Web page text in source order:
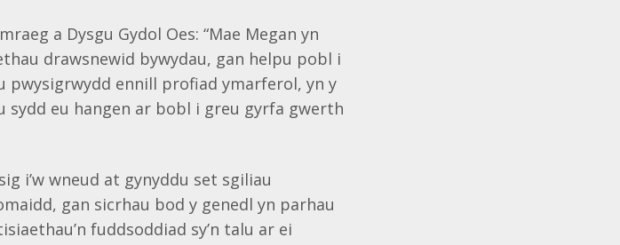
a Dysgu Gydol Oes: “Mae Megan yn
drawsnewid bywydau, gan helpu pobl i
pwysigrwydd ennill profiad ymarferol, yn y
sydd eu hangen ar bobl i greu gyrfa gwerth
i’w wneud at gynyddu set sgiliau
gan sicrhau bod y genedl yn parhau
fuddsoddiad sy’n talu ar ei